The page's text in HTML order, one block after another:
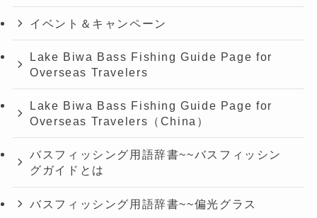
イベント＆キャンペーン
Lake Biwa Bass Fishing Guide Page for
Overseas Travelers
Lake Biwa Bass Fishing Guide Page for
Overseas Travelers（China）
バスフィッシング用語辞書~~バスフィッシン
グガイドとは
バスフィッシング用語辞書~~偏光グラス